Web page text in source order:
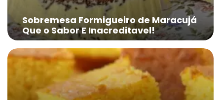
Sobremesa Formigueiro de Maracujá
Que o Sabor E Inacreditavel!